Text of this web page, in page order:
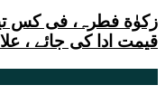
زکوٰة فطرہ، فی کس
قیمت ادا کی جائے ،